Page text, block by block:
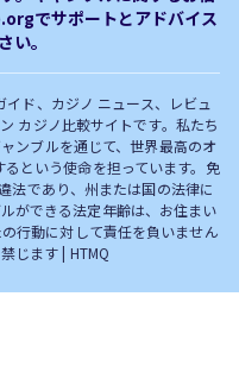
インカジノボーナス
でサポートとアドバイス
い。
ド、カジノ ニュース、レビュ
カジノ比較サイトです。私たち
ンブルを通じて、世界最高のオ
という使命を担っています。免
法であり、州または国の法律に
ができる法定年齢は、お住まい
行動に対して責任を負いません
じます | HTMQ